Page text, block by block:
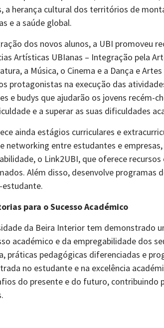
a herança cultural dos territórios de
e a saúde global.
dos novos alunos, a UBI promoveu
Artísticas UBIanas – Integração pela
a Música, o Cinema e a Dança e
protagonistas na execução das
e budys que ajudarão os jovens recém-
e a superar as suas dificuldades
ainda estágios curriculares e
networking entre estudantes e
o Link2UBI, que oferece
Além disso, desenvolve programas
para o Sucesso Académico
da Beira Interior tem demonstrado
académico e da empregabilidade dos
práticas pedagógicas diferenciadas e
no estudante e na excelência
do presente e do futuro, contribuindo